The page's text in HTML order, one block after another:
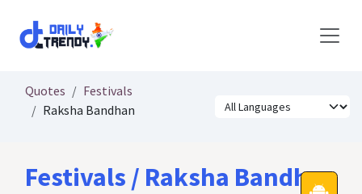
Quotes
Festivals
Raksha Bandhan
Festivals / Raksha Bandhan